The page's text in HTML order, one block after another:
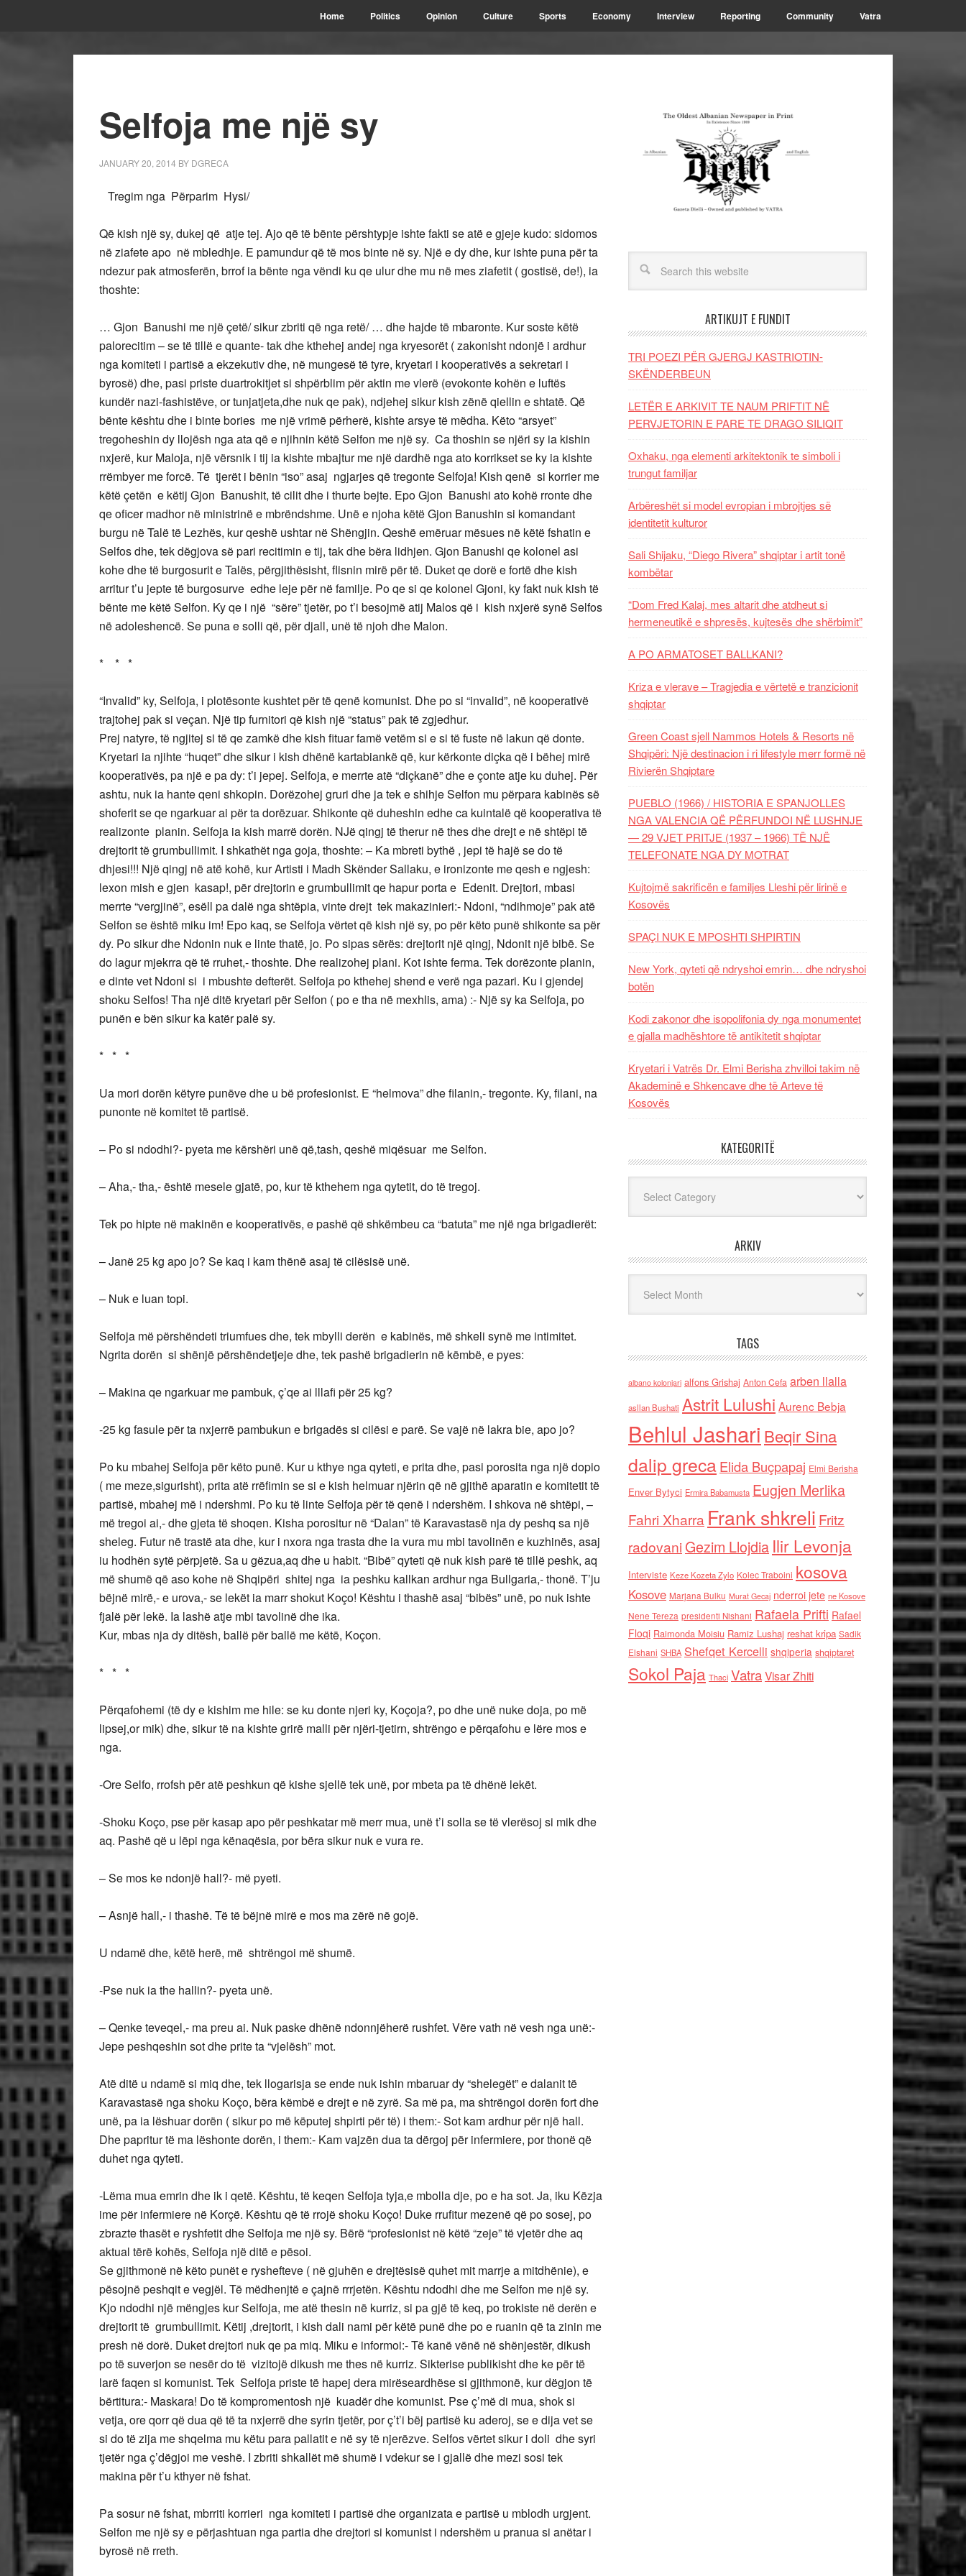
Home Politics Opinion Culture Sports Economy Interview Reporting Community Vatra
Selfoja me një sy
JANUARY 20, 2014 BY DGRECA
Tregim nga Përparim Hysi/
Që kish një sy, dukej që atje tej. Ajo që të bënte përshtypje ishte fakti se atë e gjeje kudo: sidomos
në ziafete apo në mbledhje. E pamundur që të mos binte në sy. Një e dy dhe, kur ishte puna për ta
ndezur pak atmosferën, brrof ia bënte nga vëndi ku qe ulur dhe mu në mes ziafetit ( gostisë, de!), ia
thoshte:
… Gjon Banushi me një çetë/ sikur zbriti që nga retë/ … dhe hajde të mbaronte. Kur soste këtë
palorecitim – se të tillë e quante- tak dhe kthehej andej nga kryesorët ( zakonisht ndonjë i ardhur
nga komiteti i partisë a ekzekutiv dhe, në mungesë të tyre, kryetari i kooperativës a sekretari i
byrosë) dhe, pasi priste duartrokitjet si shpërblim për aktin me vlerë (evokonte kohën e luftës
kundër nazi-fashistëve, or tunjatjeta,dhe nuk qe pak), ndjehej sikur kish zënë qiellin e shtatë. Që
bënte kështu dhe i binte bories me një vrimë përherë, kishte arsye të mëdha. Këto “arsyet”
tregoheshin dy llojësh nga ata që e njihnin këtë Selfon me një sy. Ca thoshin se njëri sy ia kishin
nxjerë, kur Maloja, një vërsnik i tij ia kishte mbajtur me një dardhë nga ato korrikset se ky ia kishte
rrëmbyer me forcë. Të tjerët i bënin “iso” asaj ngjarjes që tregonte Selfoja! Kish qenë si korrier me
këtë çetën e këtij Gjon Banushit, të cilit dhe i thurte bejte. Epo Gjon Banushi ato kohë rronte dhe
qe oficer madhor në ministrinë e mbrëndshme. Unë e njoha këtë Gjon Banushin si komandant
burgu në Talë të Lezhës, kur qeshë ushtar në Shëngjin. Qeshë emëruar mësues në këtë fshatin e
Selfos dhe, tek dëgjova së pari recitimin e tij, tak dhe bëra lidhjen. Gjon Banushi qe kolonel asi
kohe dhe të burgosurit e Talës, përgjithësisht, flisnin mirë për të. Duket qe dorë e fortë dhe kish
arritur t’u jepte të burgosurve edhe leje për në familje. Po qe si qe kolonel Gjoni, ky fakt nuk kish të
bënte me këtë Selfon. Ky qe i një “sëre” tjetër, po t’i besojmë atij Malos që i kish nxjerë synë Selfos
në adoleshencë. Se puna e solli që, për djall, unë të njoh dhe Malon.
* * *
“Invalid” ky, Selfoja, i plotësonte kushtet për të qenë komunist. Dhe po si “invalid”, në kooperativë
trajtohej pak si veçan. Një tip furnitori që kish një “status” pak të zgjedhur.
Prej natyre, të ngjitej si të qe zamkë dhe kish fituar famë vetëm si e si të fuste në lakun që donte.
Kryetari ia njihte “huqet” dhe sikur i kish dhënë kartabiankë që, kur kërkonte diçka që i bëhej mirë
kooperativës, pa një e pa dy: t’i jepej. Selfoja, e merrte atë “diçkanë” dhe e çonte atje ku duhej. Për
ashtu, nuk ia hante qeni shkopin. Dorëzohej gruri dhe ja tek e shihje Selfon mu përpara kabinës së
shoferit se qe ngarkuar ai për ta dorëzuar. Shikonte që duheshin edhe ca kuintalë që kooperativa të
realizonte planin. Selfoja ia kish marrë dorën. NJë qingj të therur në thes dhe drejt e në shtëpi të
drejtorit të grumbullimit. I shkathët nga goja, thoshte: – Ka mbreti bythë , jepi të hajë se do të
dhjesi!!! Një qingj në atë kohë, kur Artisti i Madh Skënder Sallaku, e ironizonte me qesh e ngjesh:
lexon mish e gjen kasap!, për drejtorin e grumbullimit qe hapur porta e Edenit. Drejtori, mbasi
merrte “vergjinë”, esëll pa dalë nga shtëpia, vinte drejt tek makazinieri:- Ndoni, “ndihmoje” pak atë
Selfon se është miku im! Epo kaq, se Selfoja vërtet që kish një sy, po për këto punë shikonte sa për
dy. Po sikur dhe Ndonin nuk e linte thatë, jo. Po sipas sërës: drejtorit një qingj, Ndonit një bibë. Se
do lagur mjekrra që të rruhet,- thoshte. Dhe realizohej plani. Kot ishte ferma. Tek dorëzonte planin,
e dinte vet Ndoni si i mbushte defterët. Selfoja po kthehej shend e verë nga pazari. Ku i gjendej
shoku Selfos! Tha një ditë kryetari për Selfon ( po e tha në mexhlis, ama) :- Një sy ka Selfoja, po
punën e bën sikur ka katër palë sy.
* * *
Ua mori dorën këtyre punëve dhe u bë profesionist. E “helmova” dhe filanin,- tregonte. Ky, filani, na
punonte në komitet të partisë.
– Po si ndodhi?- pyeta me kërshëri unë që,tash, qeshë miqësuar me Selfon.
– Aha,- tha,- është mesele gjatë, po, kur të kthehem nga qytetit, do të tregoj.
Tek po hipte në makinën e kooperativës, e pashë që shkëmbeu ca “batuta” me një nga brigadierët:
– Janë 25 kg apo jo? Se kaq i kam thënë asaj të cilësisë unë.
– Nuk e luan topi.
Selfoja më përshëndeti triumfues dhe, tek mbylli derën e kabinës, më shkeli synë me intimitet.
Ngrita dorën si shënjë përshëndetjeje dhe, tek pashë brigadierin në këmbë, e pyes:
– Makina qe ngarkuar me pambuk, ç’qe ai lllafi për 25 kg?
-25 kg fasule për ta nxjerrë pambukun e brigadës si cilësi e parë. Se vajë në lakra bie, apo jo?
Po ku mbahej Selfoja për këto punë. Kur u kthye nga qyteti, e prita dhe, pasi porosita nga një dopio
( me meze,sigurisht), prita atë rrëfimin se si e kish helmuar njërin që në gjithë aparatin e komitetit të
partisë, mbahej më i ndershmi. Po ku të linte Selfoja për të qenë i ndershëm. I shkova në shtëpi, –
më tregoi ai,- dhe gjeta të shoqen. Kisha porositur në “Dalan” të Karavastasë nja dy peshq sa një
sheleg. Futur në trastë ata dhe, kur i nxora nga trasta dhe ia vura mu mbi tavolinën e kuzhinës, asaj
iu hodhën sytë përpjetë. Sa u gëzua,aq dhe u habit. “Bibë” qyteti që nuk kish parë të tillë peshk, aq
më shumë që aso kohe në Shqipëri shitej nga ia peshku kallkan ardhur nga Bullgaria,- thonë. T’ju
bëjnë mirë,- e urova,- se lekët ia marr shokut Koço! Kështu i thashë asaj “bibës” unë, po nuk ishte
fjalë për lekë. Ia lashë atje mbi tavolinë dhe ika.
Kur, mbas nja dy ditësh, ballë për ballë me këtë, Koçon.
* * *
Përqafohemi (të dy e kishim me hile: se ku donte njeri ky, Koçoja?, po dhe unë nuke doja, po më
lipsej,or mik) dhe, sikur të na kishte grirë malli për njëri-tjetirn, shtrëngo e përqafohu e lëre mos e
nga.
-Ore Selfo, rrofsh për atë peshkun që kishe sjellë tek unë, por mbeta pa të dhënë lekët.
-Shoku Koço, pse për kasap apo për peshkatar më merr mua, unë t’i solla se të vlerësoj si mik dhe
aq. Pashë që u lëpi nga kënaqësia, por bëra sikur nuk e vura re.
– Se mos ke ndonjë hall?- më pyeti.
– Asnjë hall,- i thashë. Të të bëjnë mirë e mos ma zërë në gojë.
U ndamë dhe, këtë herë, më shtrëngoi më shumë.
-Pse nuk ia the hallin?- pyeta unë.
– Qenke teveqel,- ma preu ai. Nuk paske dhënë ndonnjëherë rushfet. Vëre vath në vesh nga unë:-
Jepe peshqeshin sot dhe prite ta “vjelësh” mot.
Atë ditë u ndamë si miq dhe, tek llogarisja se ende nuk ishin mbaruar dy “shelegët” e dalanit të
Karavastasë nga shoku Koço, bëra këmbë e drejt e në zyrë. Sa më pa, ma shtrëngoi dorën fort dhe
unë, pa ia lëshuar dorën ( sikur po më këputej shpirti për të) i them:- Sot kam ardhur për një hall.
Dhe papritur të ma lëshonte dorën, i them:- Kam vajzën dua ta dërgoj për infermiere, por thonë që
duhet nga qyteti.
-Lëma mua emrin dhe ik i qetë. Kështu, të keqen Selfoja tyja,e mbolla dje, po e ha sot. Ja, iku Këzja
ime për infermiere në Korçë. Kështu që të rrojë shoku Koço! Duke rrufitur mezenë që po sosej, po
zbrazte thasët e ryshfetit dhe Selfoja me një sy. Bërë “profesionist në këtë “zeje” të vjetër dhe aq
aktual tërë kohës, Selfoja një ditë e pësoi.
Se gjithmonë në këto punët e ryshefteve ( në gjuhën e drejtësisë quhet mit marrje a mitdhënie), e
pësojnë peshqit e vegjël. Të mëdhenjtë e çajnë rrrjetën. Kështu ndodhi dhe me Selfon me një sy.
Kjo ndodhi një mëngjes kur Selfoja, me atë thesin në kurriz, si pa gjë të keq, po trokiste në derën e
drejtorit të grumbullimit. Këtij ,drejtorit, i kish dali nami për këtë punë dhe po e ruanin që ta zinin me
presh në dorë. Duket drejtori nuk qe pa miq. Miku e informoi:- Të kanë vënë në shënjestër, dikush
po të suverjon se nesër do të vizitojë dikush me thes në kurriz. Sikterise publikisht dhe ke për të
larë faqen si komunist. Tek Selfoja priste të hapej dera mirëseardhëse si gjithmonë, kur dëgjon të
bërtitura:- Maskara! Do të kompromentosh një kuadër dhe komunist. Pse ç’më di mua, shok si
vetja, ore qorr që dua që të ta nxjerrë dhe syrin tjetër, por ç’t’i bëj partisë ku aderoj, se e dija vet se
si do të zija me shqelma mu këtu para pallatit e në sy të njerëzve. Selfos vërtet sikur i doli dhe syri
tjetër nga ç’dëgjoi me veshë. I zbriti shkallët më shumë i vdekur se i gjallë dhe mezi sosi tek
makina për t’u kthyer në fshat.
Pa sosur në fshat, mbrriti korrieri nga komiteti i partisë dhe organizata e partisë u mblodh urgjent.
Selfon me një sy e përjashtuan nga partia dhe drejtori si komunist i ndershëm u pranua si anëtar i
byrosë në rreth.
ARTIKUJT E FUNDIT
TRI POEZI PËR GJERGJ KASTRIOTIN-
SKËNDERBEUN
LETËR E ARKIVIT TE NAUM PRIFTIT NË
PERVJETORIN E PARE TE DRAGO SILIQIT
Oxhaku, nga elementi arkitektonik te simboli i
trungut familjar
Arbëreshët si model evropian i mbrojtjes së
identitetit kulturor
Sali Shijaku, “Diego Rivera” shqiptar i artit tonë
kombëtar
“Dom Fred Kalaj, mes altarit dhe atdheut si
hermeneutikë e shpresës, kujtesës dhe shërbimit”
A PO ARMATOSET BALLKANI?
Kriza e vlerave – Tragjedia e vërtetë e tranzicionit
shqiptar
Green Coast sjell Nammos Hotels & Resorts në
Shqipëri: Një destinacion i ri lifestyle merr formë në
Rivierën Shqiptare
PUEBLO (1966) / HISTORIA E SPANJOLLES
NGA VALENCIA QË PËRFUNDOI NË LUSHNJE
— 29 VJET PRITJE (1937 – 1966) TË NJË
TELEFONATE NGA DY MOTRAT
Kujtojmë sakrificën e familjes Lleshi për lirinë e
Kosovës
SPAÇI NUK E MPOSHTI SHPIRTIN
New York, qyteti që ndryshoi emrin… dhe ndryshoi
botën
Kodi zakonor dhe isopolifonia dy nga monumentet
e gjalla madhështore të antikitetit shqiptar
Kryetari i Vatrës Dr. Elmi Berisha zhvilloi takim në
Akademinë e Shkencave dhe të Arteve të
Kosovës
KATEGORITË
ARKIV
TAGS
albano kolonjari alfons Grishaj Anton Cefa arben llalla
asllan Bushati Astrit Lulushi Aurenc Bebja
Behlul Jashari Beqir Sina
dalip grecaElida Buçpapaj Elmi Berisha
Enver Bytyci Ermira Babamusta Eugjen Merlika
Fahri Xharra Frank shkreli Fritz
radovaniGezim Llojdia Ilir Levonja
Interviste Keze Kozeta Zylo Kolec Traboini kosova
Kosove Marjana Bulku Murat Gecaj nderroi jete ne Kosove
Nene Tereza presidenti Nishani Rafaela Prifti Rafael
Floqi Raimonda Moisiu Ramiz Lushaj reshat kripa Sadik
Elshani SHBA Shefqet Kercelli shqiperia shqiptaret
Sokol Paja Thaci VatraVisar Zhiti